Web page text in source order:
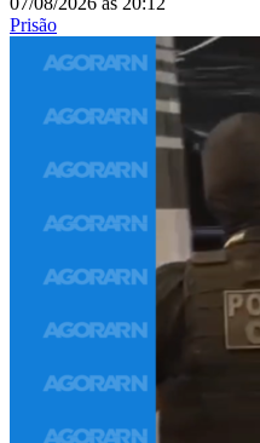
Prisão